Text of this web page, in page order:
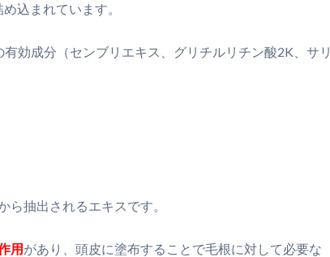
込まれています。
効成分（センブリエキス、グリチルリチン酸2K、サリ
ら抽出されるエキスです。
用があり、頭皮に塗布することで毛根に対して必要な